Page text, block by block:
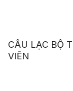
CÂU LẠC BỘ
VIÊN